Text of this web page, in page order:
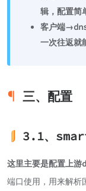
辑，配置简
客户端
一次往返就
三、配置
3.1、
这里主要是配置上
端口使用，用来解